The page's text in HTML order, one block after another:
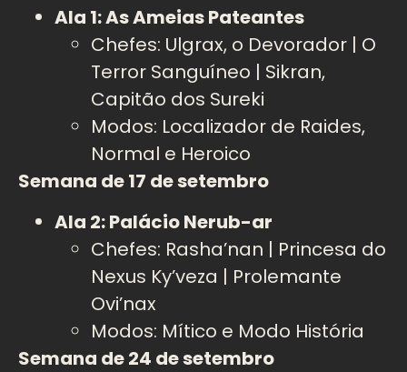
Ala 1: As Ameias Pateantes
Chefes: Ulgrax, o Devorador | O
Terror Sanguíneo | Sikran,
Capitão dos Sureki
Modos: Localizador de Raides,
Normal e Heroico
Semana de 17 de setembro
Ala 2: Palácio Nerub-ar
Chefes: Rasha’nan | Princesa do
Nexus Ky’veza | Prolemante
Ovi’nax
Modos: Mítico e Modo História
Semana de 24 de setembro